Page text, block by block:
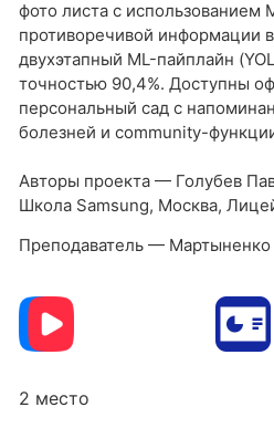
фото листа с использованием
противоречивой информации
двухэтапный ML-пайплайн
точностью 90,4%. Доступны
персональный сад с
болезней и community-
Авторы проекта — Голубев
Школа Samsung, Москва,
Преподаватель —
2 место